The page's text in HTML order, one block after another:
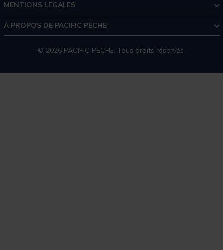
MENTIONS LÉGALES
À PROPOS DE PACIFIC PÊCHE
© 2026 PACIFIC PECHE. Tous droits réservés.